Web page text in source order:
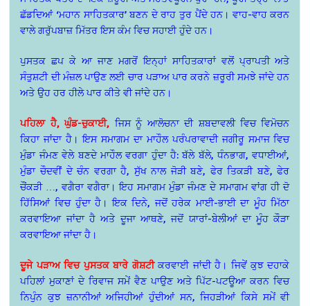
ਛੱਡਦਿਆਂ ‘ਮਹਾਨ ਸਾਹਿਤਕਾਰ’ ਬਣਨ ਦੇ ਰਾਹ ਤੁਰ ਪੈਂਦੇ ਹਨ। ਵਾਹ-ਵਾਹ ਕਰਨ
ਵਾਲੇ ਗਰੁੱਪਬਾਜ਼ ਮਿੱਤਰ ਇਸ ਕੰਮ ਵਿਚ ਸਹਾਈ ਹੁੰਦੇ ਹਨ।
ਪੁਸਤਕ ਛਪ ਕੇ ਆ ਜਾਣ ਮਗਰੋਂ ਇਨ੍ਹਾਂ ਸਾਹਿਤਕਾਰਾਂ ਵਲੋਂ ਪ੍ਰਾਪਤੀ ਅਤੇ
ਸੰਤੁਸ਼ਟੀ ਦੀ ਮੰਜ਼ਲ ਪਾਉਣ ਲਈ ਚਾਰ ਪੜਾਅ ਪਾਰ ਕਰਨੇ ਜ਼ਰੂਰੀ ਸਮਝੇ ਜਾਂਦੇ ਹਨ
ਅਤੇ ਉਹ ਹਰ ਹੀਲੇ ਪਾਰ ਕੀਤੇ ਵੀ ਜਾਂਦੇ ਹਨ।
ਪਹਿਲਾ ਹੈ, ਘੁੰਡ-ਚੁਕਾਈ, ਜਿਸ ਨੂੰ ਆਲੋਚਨਾ ਦੀ ਸ਼ਬਦਾਵਲੀ ਵਿਚ ਵਿਮੋਚਨ
ਕਿਹਾ ਜਾਂਦਾ ਹੈ। ਇਸ ਸਮਾਗਮ ਦਾ ਮਾਹੌਲ ਪਰੰਪਰਾਵਾਦੀ ਜਗੀਰੂ ਸਮਾਜ ਵਿਚ
ਮੁੰਡਾ ਜੰਮਣ ਵੇਲੇ ਬਣਦੇ ਮਾਹੌਲ ਵਰਗਾ ਹੁੰਦਾ ਹੈ: ਬੱਲੇ ਬੱਲੇ, ਧੰਨਭਾਗ, ਵਧਾਈਆਂ,
ਮੁੰਡਾ ਚੌਦਵੀਂ ਦੇ ਚੰਨ ਵਰਗਾ ਹੈ, ਸੁੱਖ ਨਾਲ ਜੋੜੀ ਬਣੇ, ਫੇਰ ਤਿਕੜੀ ਬਣੇ, ਫੇਰ
ਚੌਂਕੜੀ …, ਵਗੈਰਾ ਵਗੈਰਾ। ਇਹ ਸਮਾਗਮ ਮੁੰਡਾ ਜੰਮਣ ਦੇ ਸਮਾਗਮ ਵਾਂਗ ਹੀ ਦੋ
ਹਿੱਸਿਆਂ ਵਿਚ ਹੁੰਦਾ ਹੈ। ਇਕ ਦਿਨੇ, ਜਦੋਂ ਹਰੇਕ ਮਾਈ-ਭਾਈ ਦਾ ਮੂੰਹ ਮਿੱਠਾ
ਕਰਵਾਇਆ ਜਾਂਦਾ ਹੈ ਅਤੇ ਦੂਜਾ ਆਥਣੇ, ਜਦੋਂ ਯਾਰਾਂ-ਬੇਲੀਆਂ ਦਾ ਮੂੰਹ ਕੌੜਾ
ਕਰਵਾਇਆ ਜਾਂਦਾ ਹੈ।
ਦੂਜੇ ਪੜਾਅ ਵਿਚ ਪੁਸਤਕ ਬਾਰੇ ਗੋਸ਼ਟੀ ਕਰਵਾਈ ਜਾਂਦੀ ਹੈ। ਜਿਵੇਂ ਕੁਝ ਦਹਾਕੇ
ਪਹਿਲਾਂ ਮੁਕਾਣਾਂ ਦੇ ਰਿਵਾਜ ਸਮੇਂ ਵੈਣ ਪਾਉਣ ਅਤੇ ਪਿੱਟ-ਪਟਊਆ ਕਰਨ ਵਿਚ
ਨਿਪੁੰਨ ਕੁਝ ਜ਼ਨਾਨੀਆਂ ਅਜਿਹੀਆਂ ਹੁੰਦੀਆਂ ਸਨ, ਜਿਹੜੀਆਂ ਕਿਸੇ ਸਮੇਂ ਵੀ